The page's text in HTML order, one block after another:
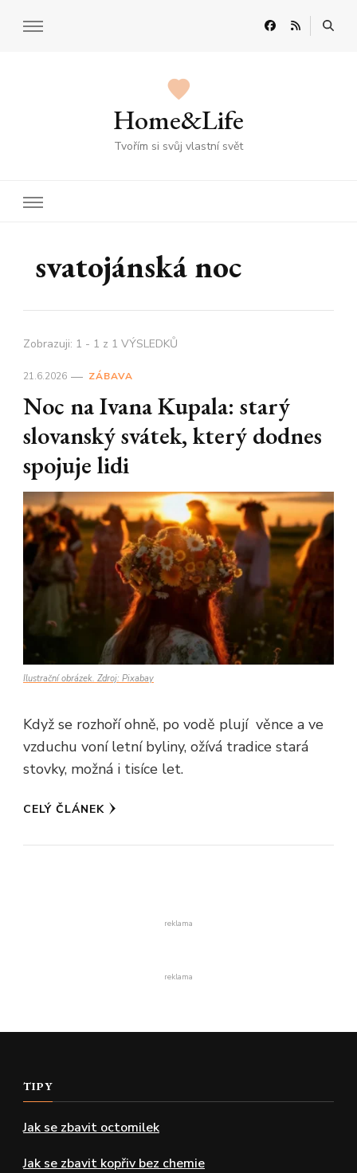
Home&Life
Tvořím si svůj vlastní svět
svatojánská noc
Zobrazuji: 1 - 1 z 1 VÝSLEDKŮ
21.6.2026 ZÁBAVA
Noc na Ivana Kupala: starý
slovanský svátek, který dodnes
spojuje lidi
Ilustrační obrázek. Zdroj: Pixabay
Když se rozhoří ohně, po vodě plují věnce a ve
vzduchu voní letní byliny, ožívá tradice stará
stovky, možná i tisíce let.
CELÝ ČLÁNEK
reklama
reklama
TIPY
Jak se zbavit octomilek
Jak se zbavit kopřiv bez chemie